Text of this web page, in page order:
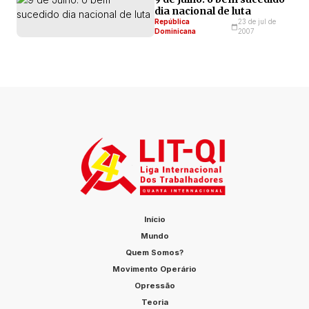
dia nacional de luta
República
Dominicana
23 de jul de
2007
Início
Mundo
Quem Somos?
Movimento Operário
Opressão
Teoria